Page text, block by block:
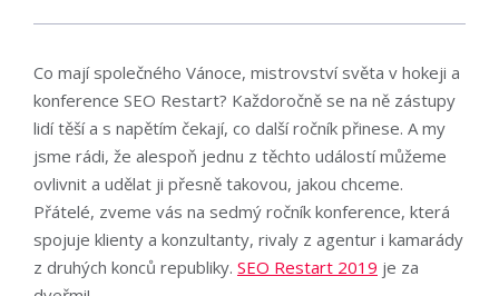
Co mají společného Vánoce, mistrovství světa v hokeji a
konference SEO Restart? Každoročně se na ně zástupy
lidí těší a s napětím čekají, co další ročník přinese. A my
jsme rádi, že alespoň jednu z těchto událostí můžeme
ovlivnit a udělat ji přesně takovou, jakou chceme.
Přátelé, zveme vás na sedmý ročník konference, která
spojuje klienty a konzultanty, rivaly z agentur i kamarády
z druhých konců republiky. SEO Restart 2019 je za